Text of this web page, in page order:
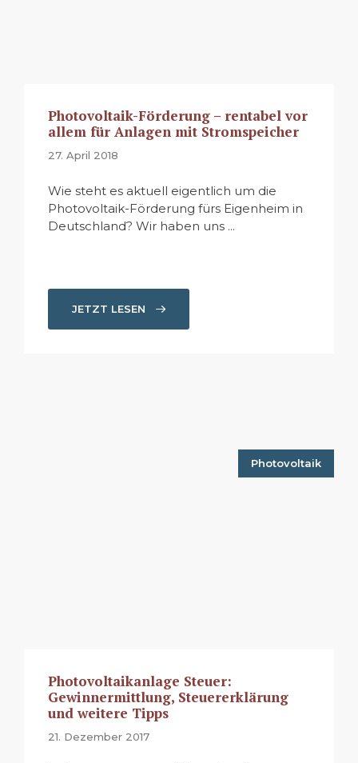
Photovoltaik-Förderung – rentabel vor
allem für Anlagen mit Stromspeicher
27. April 2018
Wie steht es aktuell eigentlich um die
Photovoltaik-Förderung fürs Eigenheim in
Deutschland? Wir haben uns ...
JETZT LESEN
Photovoltaik
Photovoltaikanlage Steuer:
Gewinnermittlung, Steuererklärung
und weitere Tipps
21. Dezember 2017